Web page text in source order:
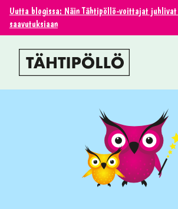
Uutta blogissa: Näin Tähtipöllö-voittajat
saavutuksiaan